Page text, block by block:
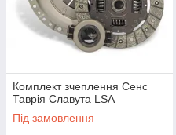
Комплект зчеплення Сенс
Таврія Славута LSA
Під замовлення